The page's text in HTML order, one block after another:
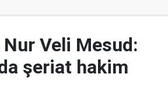
Veli Mesud:
şeriat hakim